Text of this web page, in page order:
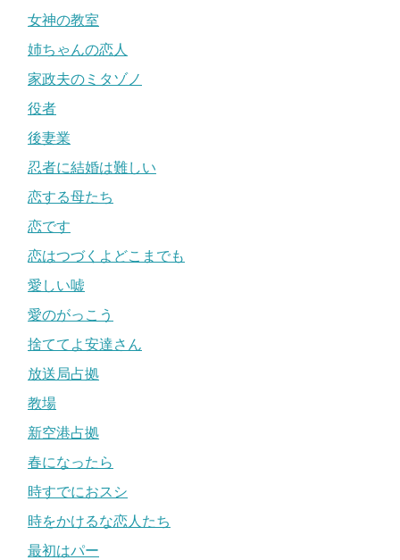
女神の教室
姉ちゃんの恋人
家政夫のミタゾノ
役者
後妻業
忍者に結婚は難しい
恋する母たち
恋です
恋はつづくよどこまでも
愛しい嘘
愛のがっこう
捨ててよ安達さん
放送局占拠
教場
新空港占拠
春になったら
時すでにおスシ
時をかけるな恋人たち
最初はパー